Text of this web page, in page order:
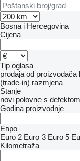
Bosna i Hercegovina
Cijena
Tip oglasa
prodaja od proizvođača
(trade-in) razmjena
Stanje
novi polovne s defektom
Godina proizvodnje
Евро
Euro 2 Euro 3 Euro 5
Kilometraža